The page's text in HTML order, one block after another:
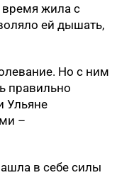
время жила с
ей дышать,
Но с ним
правильно
Ульяне
–
в себе силы